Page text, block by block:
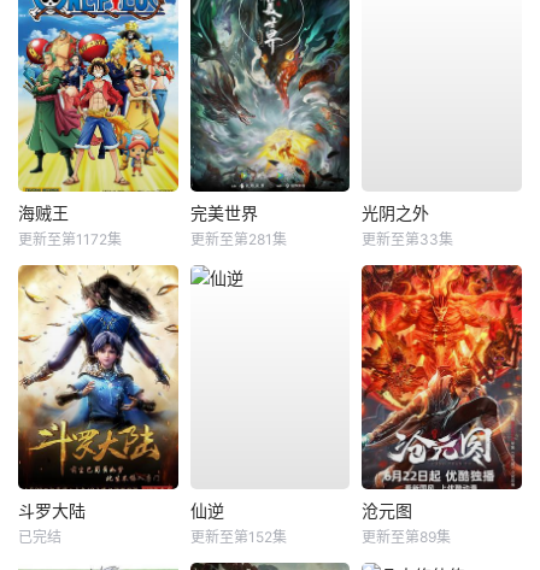
海贼王
更新至第1172集
完美世界
更新至第281集
光阴之外
更新至第33集
斗罗大陆
已完结
仙逆
更新至第152集
沧元图
更新至第89集